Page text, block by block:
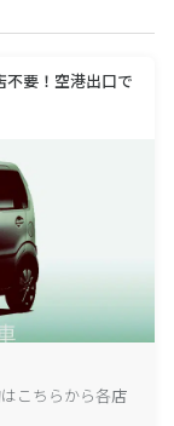
要！空港出口で
こちらから各店